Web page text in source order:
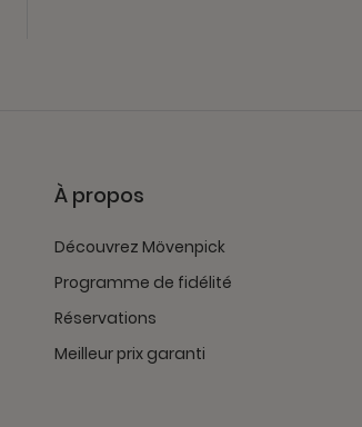
À propos
Découvrez Mövenpick
Programme de fidélité
Réservations
Meilleur prix garanti